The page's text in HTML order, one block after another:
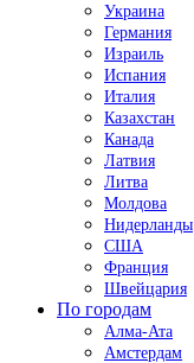
Украина
Германия
Израиль
Испания
Италия
Казахстан
Канада
Латвия
Литва
Молдова
Нидерланды
США
Франция
Швейцария
По городам
Алма-Ата
Амстердам